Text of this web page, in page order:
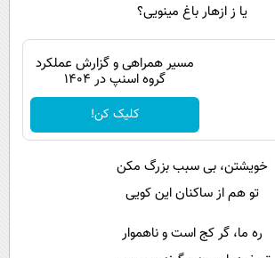
حیات وحش
یا ز ازهار باغ مینویی؟
مسیر همراهی و گزارش عملکرد
گروه اسنپ در ۱۴۰۴
کلیک کن!
خویشتن، بی سبب بزرگ مکن
تو هم از ساکنان این کویی
ره ما، گر کج است و ناهموار